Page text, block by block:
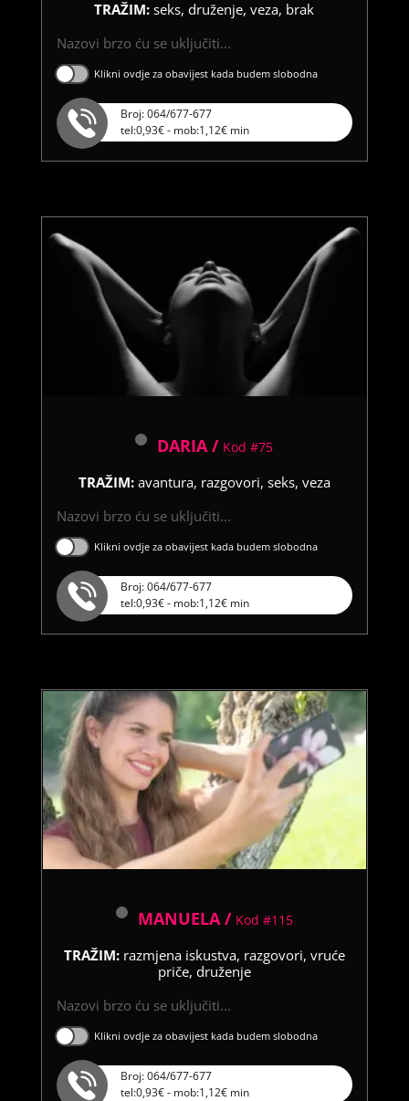
TRAŽIM:seks, druženje, veza, brak
Nazovi brzo ću se uključiti...
Klikni ovdje za obavijest kada budem slobodna
Broj: 064/677-677
tel:0,93€ - mob:1,12€ min
DARIA / Kod #75
TRAŽIM: avantura, razgovori, seks, veza
Nazovi brzo ću se uključiti...
Klikni ovdje za obavijest kada budem slobodna
Broj: 064/677-677
tel:0,93€ - mob:1,12€ min
MANUELA / Kod #115
TRAŽIM: razmjena iskustva, razgovori, vruće
priče, druženje
Nazovi brzo ću se uključiti...
Klikni ovdje za obavijest kada budem slobodna
Broj: 064/677-677
tel:0,93€ - mob:1,12€ min